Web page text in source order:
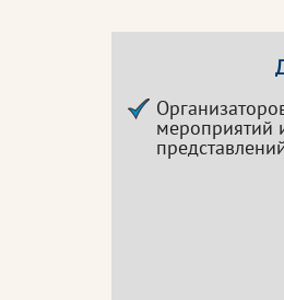
мероприятий